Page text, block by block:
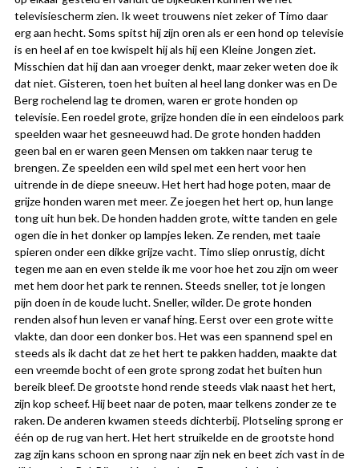
televisiescherm zien. Ik weet trouwens niet zeker of Timo daar
erg aan hecht. Soms spitst hij zijn oren als er een hond op televisie
is en heel af en toe kwispelt hij als hij een Kleine Jongen ziet.
Misschien dat hij dan aan vroeger denkt, maar zeker weten doe ik
dat niet. Gisteren, toen het buiten al heel lang donker was en De
Berg rochelend lag te dromen, waren er grote honden op
televisie. Een roedel grote, grijze honden die in een eindeloos park
speelden waar het gesneeuwd had. De grote honden hadden
geen bal en er waren geen Mensen om takken naar terug te
brengen. Ze speelden een wild spel met een hert voor hen
uitrende in de diepe sneeuw. Het hert had hoge poten, maar de
grijze honden waren met meer. Ze joegen het hert op, hun lange
tong uit hun bek. De honden hadden grote, witte tanden en gele
ogen die in het donker op lampjes leken. Ze renden, met taaie
spieren onder een dikke grijze vacht. Timo sliep onrustig, dicht
tegen me aan en even stelde ik me voor hoe het zou zijn om weer
met hem door het park te rennen. Steeds sneller, tot je longen
pijn doen in de koude lucht. Sneller, wilder. De grote honden
renden alsof hun leven er vanaf hing. Eerst over een grote witte
vlakte, dan door een donker bos. Het was een spannend spel en
steeds als ik dacht dat ze het hert te pakken hadden, maakte dat
een vreemde bocht of een grote sprong zodat het buiten hun
bereik bleef. De grootste hond rende steeds vlak naast het hert,
zijn kop scheef. Hij beet naar de poten, maar telkens zonder ze te
raken. De anderen kwamen steeds dichterbij. Plotseling sprong er
één op de rug van hert. Het hert struikelde en de grootste hond
zag zijn kans schoon en sprong naar zijn nek en beet zich vast in de